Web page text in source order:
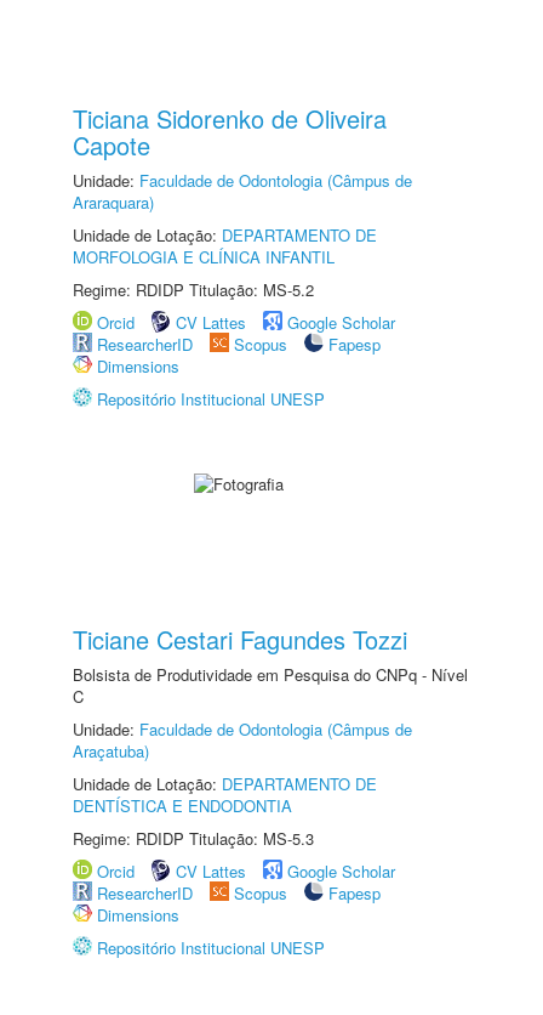
Ticiana Sidorenko de Oliveira
Capote
Unidade: Faculdade de Odontologia (Câmpus de
Araraquara)
Unidade de Lotação: DEPARTAMENTO DE
MORFOLOGIA E CLÍNICA INFANTIL
Regime: RDIDP Titulação: MS-5.2
Orcid
CV Lattes
Google Scholar
ResearcherID
Scopus
Fapesp
Dimensions
Repositório Institucional UNESP
Ticiane Cestari Fagundes Tozzi
Bolsista de Produtividade em Pesquisa do CNPq - Nível
C
Unidade: Faculdade de Odontologia (Câmpus de
Araçatuba)
Unidade de Lotação: DEPARTAMENTO DE
DENTÍSTICA E ENDODONTIA
Regime: RDIDP Titulação: MS-5.3
Orcid
CV Lattes
Google Scholar
ResearcherID
Scopus
Fapesp
Dimensions
Repositório Institucional UNESP